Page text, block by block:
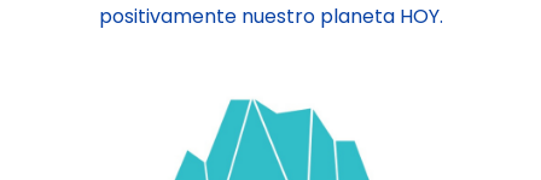
positivamente nuestro planeta HOY.